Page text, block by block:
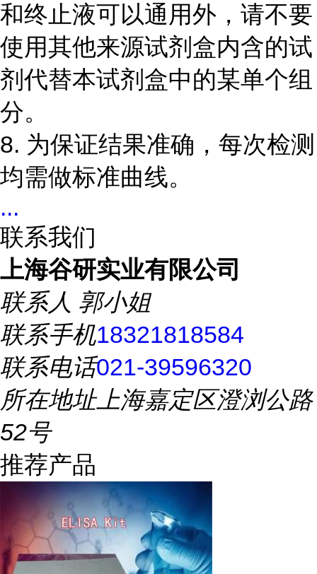
和终止液可以通用外，请不要
使用其他来源试剂盒内含的试
剂代替本试剂盒中的某单个组
分。
8. 为保证结果准确，每次检测
均需做标准曲线。
...
联系我们
上海谷研实业有限公司
联系人 郭小姐
联系手机18321818584
联系电话021-39596320
所在地址上海嘉定区澄浏公路
52号
推荐产品